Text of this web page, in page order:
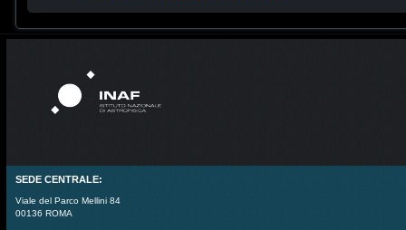
SEDE CENTRALE:
Viale del Parco Mellini 84
00136 ROMA